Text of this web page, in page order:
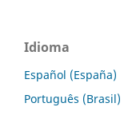
Idioma
Español (España)
Português (Brasil)